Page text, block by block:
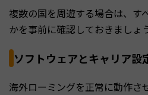
複数の国を周遊する場合は、す
かを事前に確認しておきましょう
ソフトウェアとキャリア設
海外ローミングを正常に動作さ